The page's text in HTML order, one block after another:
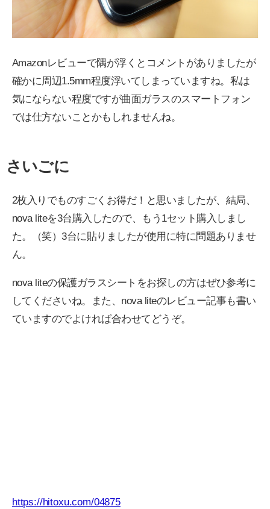
Amazonレビューで隅が浮くとコメントがありましたが
確かに周辺1.5mm程度浮いてしまっていますね。私は
気にならない程度ですが曲面ガラスのスマートフォン
では仕方ないことかもしれませんね。
さいごに
2枚入りでものすごくお得だ！と思いましたが、結局、
nova liteを3台購入したので、もう1セット購入しまし
た。（笑）3台に貼りましたが使用に特に問題ありませ
ん。
nova liteの保護ガラスシートをお探しの方はぜひ参考に
してくださいね。また、nova liteのレビュー記事も書い
ていますのでよければ合わせてどうぞ。
https://hitoxu.com/04875